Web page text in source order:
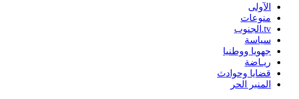
الآولى
منوعات
tv.الجنوب
سياسة
جهويا ووطنيا
ريـاضة
قضايا وحوادث
المنبر الحر